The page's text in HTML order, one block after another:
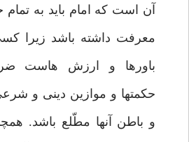
آن است كه امام بايد به تمام
معرفت داشته باشد زيرا
باورها و ارزش هاست
حكمت‏ها و موازين دينى و
و باطن آن‏ها مطّلع باشد.